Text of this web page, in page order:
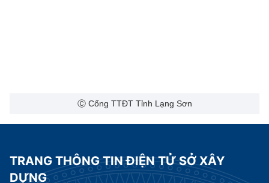
Ⓒ Cổng TTĐT Tỉnh Lạng Sơn
TRANG THÔNG TIN ĐIỆN TỬ SỞ XÂY
DỰNG